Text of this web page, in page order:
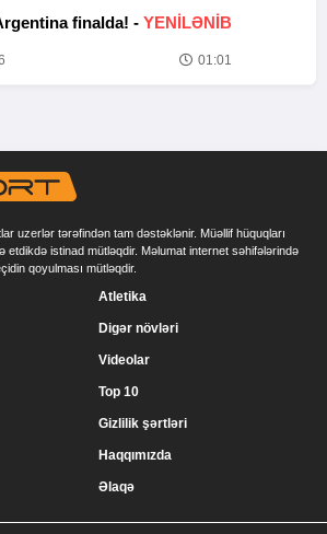
finalda! - YENİLƏNİB
01:01
uzerlər tərəfindən tam dəstəklənir. Müəllif hüquqları
etdikdə istinad mütləqdir. Məlumat internet səhifələrində
qoyulması mütləqdir.
Atletika
Digər növləri
Videolar
Top 10
Gizlilik şərtləri
Haqqımızda
Əlaqə